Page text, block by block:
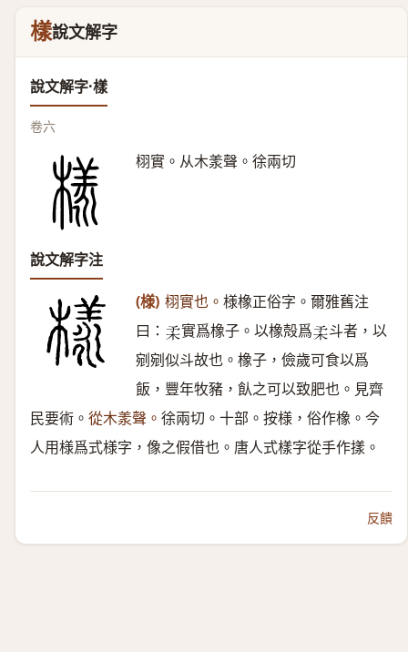
樣說文解字
說文解字·樣
卷六
栩實。从木羕聲。徐兩切
說文解字注
(様) 栩實也。 様橡正俗字。爾雅舊注
曰： 𣏗 實爲橡子。以橡殻爲𣏗 斗者，以
剜剜似斗故也。橡子，儉歲可食以爲
飯，豐年牧豬，飤之可以致肥也。見齊
民要術。 從木羕聲。 徐兩切。十部。按様，俗作橡。今
人用様爲式様字，像之假借也。唐人式樣字從手作㨾。
反饋